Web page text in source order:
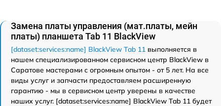
Замена платы управления (мат.платы, мейн
платы) планшета Tab 11 BlackView
[dataset:services:name] BlackView Tab 11 выполняется в
нашем специализированном сервисном центр BlackView в
Саратове мастерами с огромным опытом - от 5 лет. На все
виды услуг и запчасти предоставляем расширенную
гарантию - мы в сервисном центр уверены в качестве
наших услуг. [dataset:services:name] BlackView Tab 11 будет